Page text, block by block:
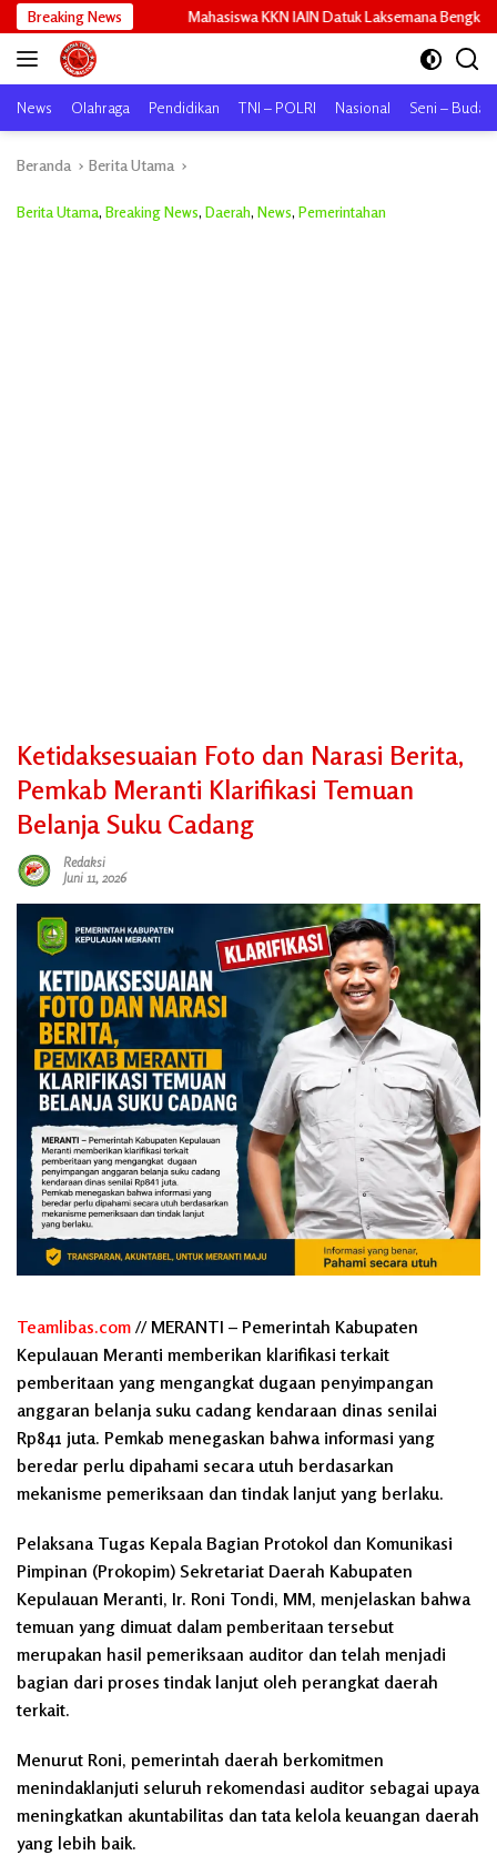
Langsung
ke
konten
Breaking News
Mahasiswa KKN IAIN Datuk Laksemana Bengkalis Sosialisasikan
News Olahraga Pendidikan TNI – POLRI Nasional Seni –
Beranda Berita Utama
Berita Utama, Breaking News, Daerah, News, Pemerintahan
Ketidaksesuaian Foto dan Narasi Berita,
Pemkab Meranti Klarifikasi Temuan
Belanja Suku Cadang
Redaksi
Juni 11, 2026
Teamlibas.com // MERANTI – Pemerintah Kabupaten
Kepulauan Meranti memberikan klarifikasi terkait
pemberitaan yang mengangkat dugaan penyimpangan
anggaran belanja suku cadang kendaraan dinas senilai
Rp841 juta. Pemkab menegaskan bahwa informasi yang
beredar perlu dipahami secara utuh berdasarkan
mekanisme pemeriksaan dan tindak lanjut yang berlaku.
Pelaksana Tugas Kepala Bagian Protokol dan Komunikasi
Pimpinan (Prokopim) Sekretariat Daerah Kabupaten
Kepulauan Meranti, Ir. Roni Tondi, MM, menjelaskan bahwa
temuan yang dimuat dalam pemberitaan tersebut
merupakan hasil pemeriksaan auditor dan telah menjadi
bagian dari proses tindak lanjut oleh perangkat daerah
terkait.
Menurut Roni, pemerintah daerah berkomitmen
menindaklanjuti seluruh rekomendasi auditor sebagai upaya
meningkatkan akuntabilitas dan tata kelola keuangan daerah
yang lebih baik.